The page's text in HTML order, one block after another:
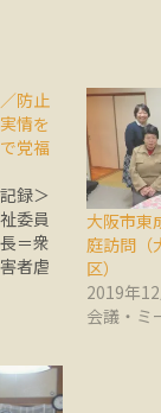
防止
情を
党福
録＞
委員
＝衆
者虐
大阪市東
庭訪問（
区）
2019年
会議・ミ